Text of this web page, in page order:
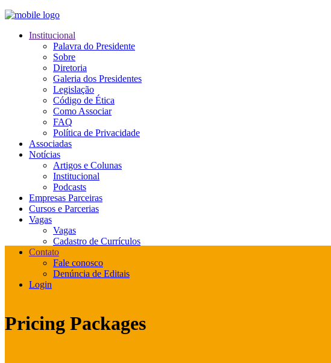
Institucional
Palavra do Presidente
Sobre
Diretoria
Galeria dos Presidentes
Legislação
Código de Ética
Como Associar
FAQ
Política de Privacidade
Associadas
Notícias
Artigos e Colunas
Institucional
Podcasts
Empresas Parceiras
Cursos e Parcerias
Vagas
Vagas
Cadastro de Currículos
Contato
Fale conosco
Denúncia de Editais
Login
Pricing Packages